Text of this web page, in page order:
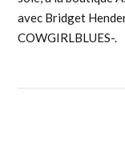
avec Bridget
COWGIRLBLUES-.